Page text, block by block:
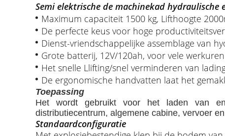
Semi elektrische de machinekad
Maximum capaciteit 1500 kg, Lifthoogte
De perfecte keus voor hoge
Dienst-vriendschappelijke assemblage van
Grote batterij, 12V/120ah, voor vele
Het snelle Llifting/snel verminderen van
De ergonomische handvatten laat het
Toepassing
Het wordt gebruikt voor het laden van en
distributiecentrum, algemene cabine, vervoer
Standaardconfiguratie